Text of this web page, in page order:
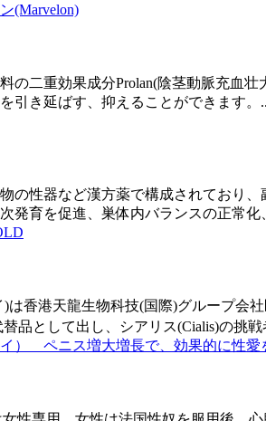
(Marvelon)
の二重効果成分Prolan(陰茎動脈充血
引き延ばす、抑えることができます。
の性器など漢方薬で構成されており
発育を促進、巣体内バランスの正常化
は香港天龍生物科技(国際)グループ会
替品として出し、シアリス(Cialis)の挑
） ペニス増大増長で、効果的に性愛